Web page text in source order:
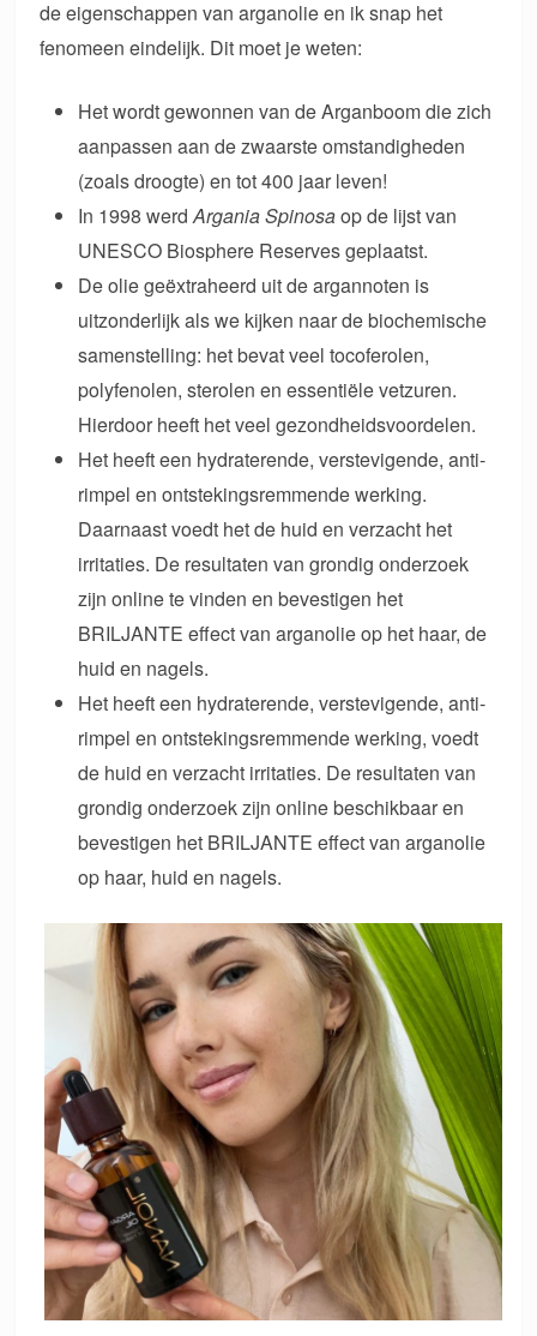
de eigenschappen van arganolie en ik snap het
fenomeen eindelijk. Dit moet je weten:
Het wordt gewonnen van de Arganboom die zich
aanpassen aan de zwaarste omstandigheden
(zoals droogte) en tot 400 jaar leven!
In 1998 werdArgania Spinosaop de lijst van
UNESCO Biosphere Reserves geplaatst.
De olie geëxtraheerd uit de argannoten is
uitzonderlijk als we kijken naar de biochemische
samenstelling: het bevat veel tocoferolen,
polyfenolen, sterolen en essentiële vetzuren.
Hierdoor heeft het veel gezondheidsvoordelen.
Het heeft een hydraterende, verstevigende, anti-
rimpel en ontstekingsremmende werking.
Daarnaast voedt het de huid en verzacht het
irritaties. De resultaten van grondig onderzoek
zijn online te vinden en bevestigen het
BRILJANTE effect van arganolie op het haar, de
huid en nagels.
Het heeft een hydraterende, verstevigende, anti-
rimpel en ontstekingsremmende werking, voedt
de huid en verzacht irritaties. De resultaten van
grondig onderzoek zijn online beschikbaar en
bevestigen het BRILJANTE effect van arganolie
op haar, huid en nagels.